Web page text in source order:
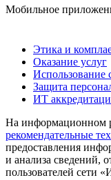
Мобильное
Этика и
Оказание услуг
Использование
Защита
ИТ
На информационном
рекомендательные
предоставления
и анализа сведений,
пользователей сети